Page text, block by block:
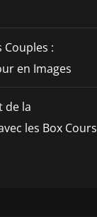
Couples :
en Images
de la
les Box Cours